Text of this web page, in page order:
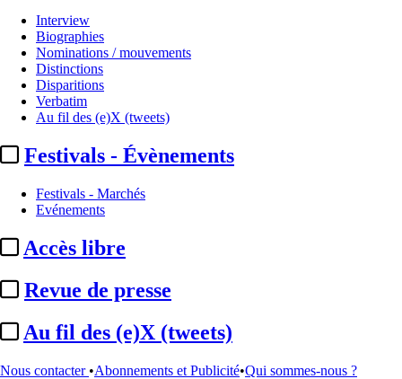
Interview
Biographies
Nominations / mouvements
Distinctions
Disparitions
Verbatim
Au fil des (e)X (tweets)
Festivals - Évènements
Festivals - Marchés
Evénements
Accès libre
Revue de presse
Au fil des (e)X (tweets)
Nous contacter •Abonnements et Publicité•Qui sommes-nous ?
Biographie :
Actualité n° 108248|
...